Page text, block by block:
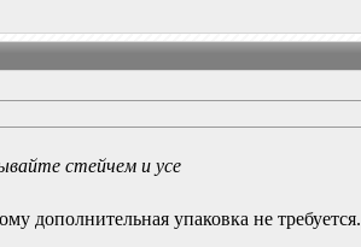
стейчем и усе
дополнительная упаковка не требуется.